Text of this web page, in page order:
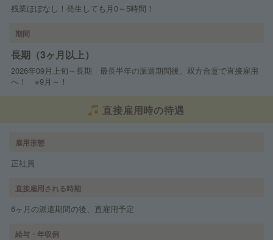
残業ほぼなし！発生しても月0～5時間！
期間
長期（3ヶ月以上）
2026年09月上旬～長期 最長半年の派遣期間後、双方合意で直接雇用
へ！ ※9月～！
直接雇用時の待遇
雇用形態
正社員
直接雇用される時期
6ヶ月の派遣期間の後、直雇用予定
給与・年収例